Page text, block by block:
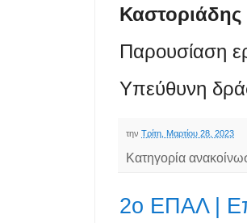
Καστοριάδης
Παρουσίαση
Υπεύθυνη
την Τρίτη, Μαρτίου 28, 2023
Κατηγορία
2ο ΕΠΑΛ |